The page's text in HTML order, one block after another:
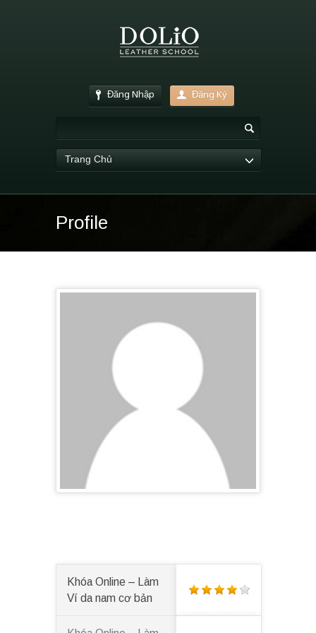
Đăng Nhập Đăng Ký
Trang Chủ
Profile
Khóa Online – Làm
Ví da nam cơ bản